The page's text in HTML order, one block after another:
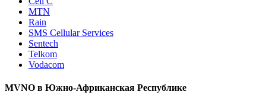
MTN
Rain
SMS Cellular Services
Sentech
Telkom
Vodacom
MVNO в Южно-Африканская Республике